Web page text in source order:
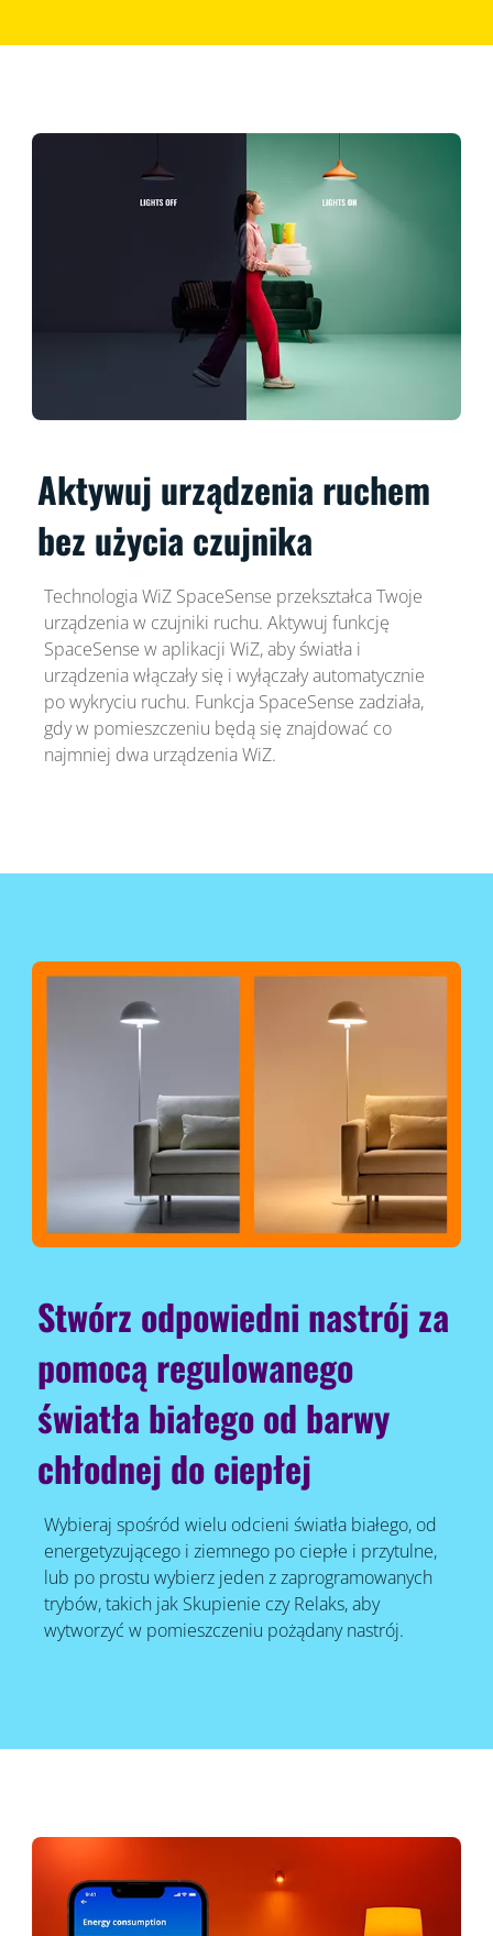
Aktywuj urządzenia ruchem
bez użycia czujnika
Technologia WiZ SpaceSense przekształca Twoje
urządzenia w czujniki ruchu. Aktywuj funkcję
SpaceSense w aplikacji WiZ, aby światła i
urządzenia włączały się i wyłączały automatycznie
po wykryciu ruchu. Funkcja SpaceSense zadziała,
gdy w pomieszczeniu będą się znajdować co
najmniej dwa urządzenia WiZ.
Stwórz odpowiedni nastrój za
pomocą regulowanego
światła białego od barwy
chłodnej do ciepłej
Wybieraj spośród wielu odcieni światła białego, od
energetyzującego i ziemnego po ciepłe i przytulne,
lub po prostu wybierz jeden z zaprogramowanych
trybów, takich jak Skupienie czy Relaks, aby
wytworzyć w pomieszczeniu pożądany nastrój.